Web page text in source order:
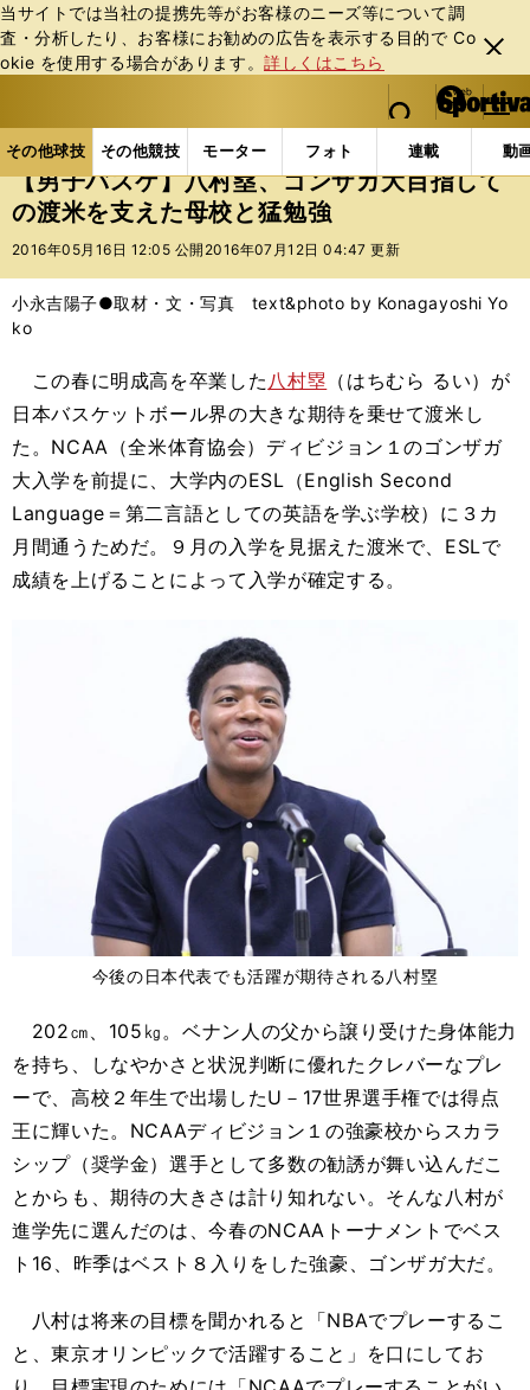
当サイトでは当社の提携先等がお客様のニーズ等について調
査・分析したり、お客様にお勧めの広告を表⽰する⽬的で Co
okie を使⽤する場合があります。詳しくはこちら
閉じ
る
web Sportiva (webスポルティーバ)
検索
マイペ
ー
ジ
メニュ
その他球技 その他競技 モーター フォト 連載 動
ス
ポ
ル
バ
その他球技の記事一覧 バスケットボール 国内バス
【男子バスケ】八村塁、ゴンザガ大目指して
の渡米を支えた母校と猛勉強
2016年05月16日 12:05 公開 2016年07月12日 04:47 更新
小永吉陽子●取材・文・写真 text&photo by Konagayoshi Yo
ko
この春に明成高を卒業した 八村塁 （はちむら るい）が
日本バスケットボール界の大きな期待を乗せて渡米し
た。NCAA（全米体育協会）ディビジョン１のゴンザガ
大入学を前提に、大学内のESL（English Second
Language＝第二言語としての英語を学ぶ学校）に３カ
月間通うためだ。９月の入学を見据えた渡米で、ESLで
成績を上げることによって入学が確定する。
今後の日本代表でも活躍が期待される八村塁
202㎝、105㎏。ベナン人の父から譲り受けた身体能力
を持ち、しなやかさと状況判断に優れたクレバーなプレ
ーで、高校２年生で出場したU－17世界選手権では得点
王に輝いた。NCAAディビジョン１の強豪校からスカラ
シップ（奨学金）選手として多数の勧誘が舞い込んだこ
とからも、期待の大きさは計り知れない。そんな八村が
進学先に選んだのは、今春のNCAAトーナメントでベス
ト16、昨季はベスト８入りをした強豪、ゴンザガ大だ。
八村は将来の目標を聞かれると「NBAでプレーするこ
と、東京オリンピックで活躍すること」を口にしてお